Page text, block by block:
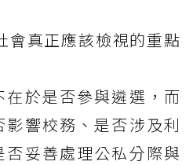
會真正應該檢視的重點
於是否參與遴選，而
響校務、是否涉及利
妥善處理公私分際與